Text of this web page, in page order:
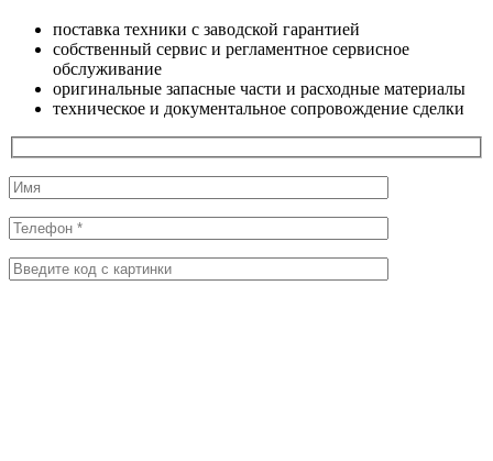
поставка техники с заводской гарантией
собственный сервис и регламентное сервисное
обслуживание
оригинальные запасные части и расходные материалы
техническое и документальное сопровождение сделки